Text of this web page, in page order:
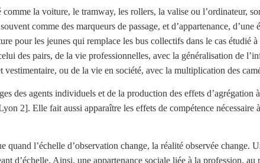
la voiture, le tramway, les rollers, la valise ou l’ordinateur,
comme des marqueurs de passage, et d’appartenance,
pour les jeunes qui remplace les bus collectifs dans le cas étudié
des pairs, de la vie professionnelles, avec la généralisation de
ou de la vie en société, avec la multiplication des
des agents individuels et de la production des effets d’agrégation
2]. Elle fait aussi apparaître les effets de compétence
l’échelle d’observation change, la réalité observée change.
d’échelle. Ainsi, une appartenance sociale liée à la profession,